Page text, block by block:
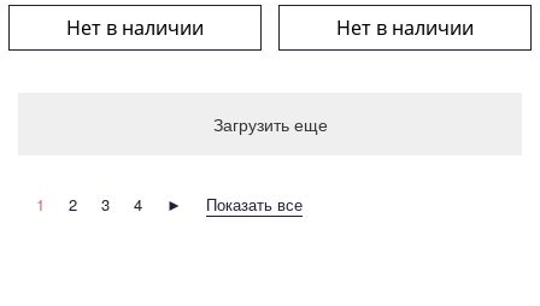
Нет в наличии Нет в наличии
Загрузить еще
1 2 3 4 ► Показать все